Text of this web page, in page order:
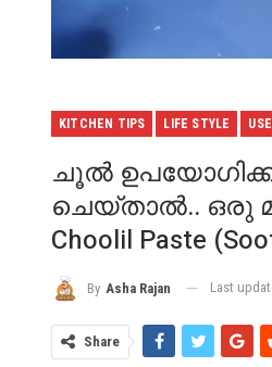
KITCHEN TIPS LIFE STYLE
ചൂൽ
ചെയ്‌താൽ.. ഒരു
Choolil Paste
By Asha Rajan Last
Share